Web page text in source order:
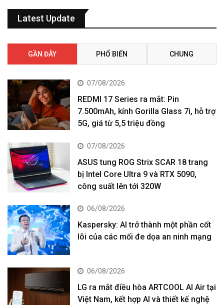
Latest Update
GẦN ĐÂY PHỔ BIẾN CHUNG
07/08/2026
REDMI 17 Series ra mắt: Pin
7.500mAh, kính Gorilla Glass 7i, hỗ trợ
5G, giá từ 5,5 triệu đồng
07/08/2026
ASUS tung ROG Strix SCAR 18 trang
bị Intel Core Ultra 9 và RTX 5090,
công suất lên tới 320W
06/08/2026
Kaspersky: AI trở thành một phần cốt
lõi của các mối đe dọa an ninh mạng
06/08/2026
LG ra mắt điều hòa ARTCOOL AI Air tại
Việt Nam, kết hợp AI và thiết kế nghệ